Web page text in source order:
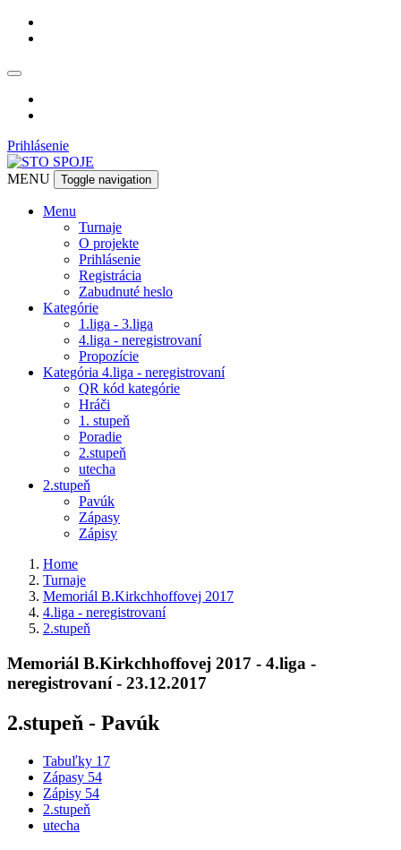
Prihlásenie
MENU Toggle navigation
Menu
Turnaje
O projekte
Prihlásenie
Registrácia
Zabudnuté heslo
Kategórie
1.liga - 3.liga
4.liga - neregistrovaní
Propozície
Kategória 4.liga - neregistrovaní
QR kód kategórie
Hráči
1. stupeň
Poradie
2.stupeň
utecha
2.stupeň
Pavúk
Zápasy
Zápisy
Home
Turnaje
Memoriál B.Kirkchhoffovej 2017
4.liga - neregistrovaní
2.stupeň
Memoriál B.Kirkchhoffovej 2017 - 4.liga -
neregistrovaní - 23.12.2017
2.stupeň - Pavúk
Tabuľky 17
Zápasy 54
Zápisy 54
2.stupeň
utecha